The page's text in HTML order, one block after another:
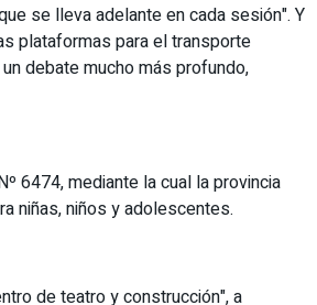
se lleva adelante en cada sesión". Y
plataformas para el transporte
debate mucho más profundo,
6474, mediante la cual la provincia
niñas, niños y adolescentes.
de teatro y construcción", a